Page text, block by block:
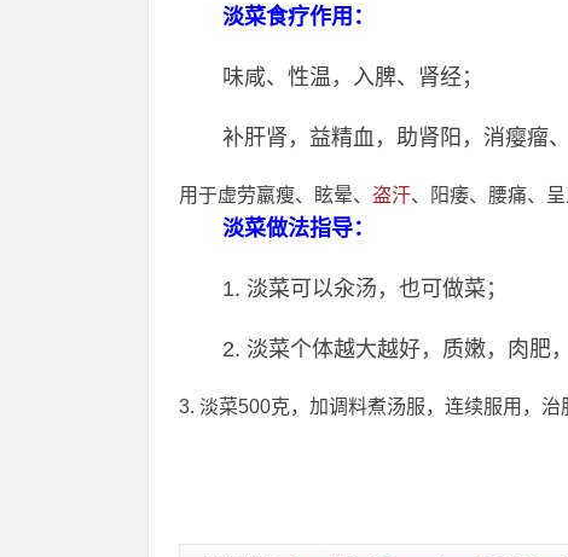
淡菜食疗作用：
味咸、性温，入脾、肾经；
补肝肾，益精血，助肾阳，消瘿瘤
用于虚劳羸瘦、眩晕、 盗汗、阳痿、腰痛、
淡菜做法指导：
1. 淡菜可以汆汤，也可做菜；
2. 淡菜个体越大越好，质嫩，肉肥
3. 淡菜500克，加调料煮汤服，连续服用，治